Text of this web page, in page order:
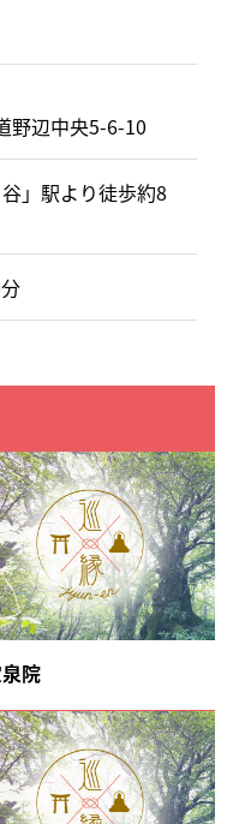
野辺中央5-6-10
」駅より徒歩約8
院